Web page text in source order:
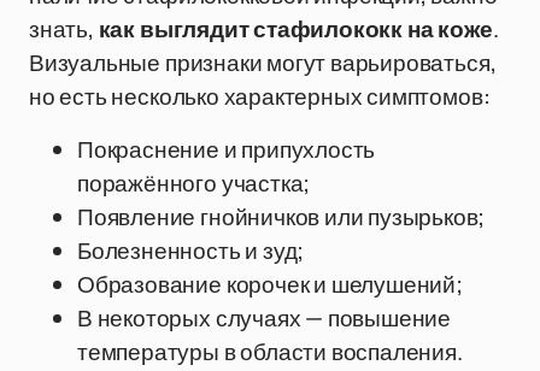
знать, как выглядит стафилококк на коже.
Визуальные признаки могут варьироваться,
но есть несколько характерных симптомов:
Покраснение и припухлость
поражённого участка;
Появление гнойничков или пузырьков;
Болезненность и зуд;
Образование корочек и шелушений;
В некоторых случаях — повышение
температуры в области воспаления.